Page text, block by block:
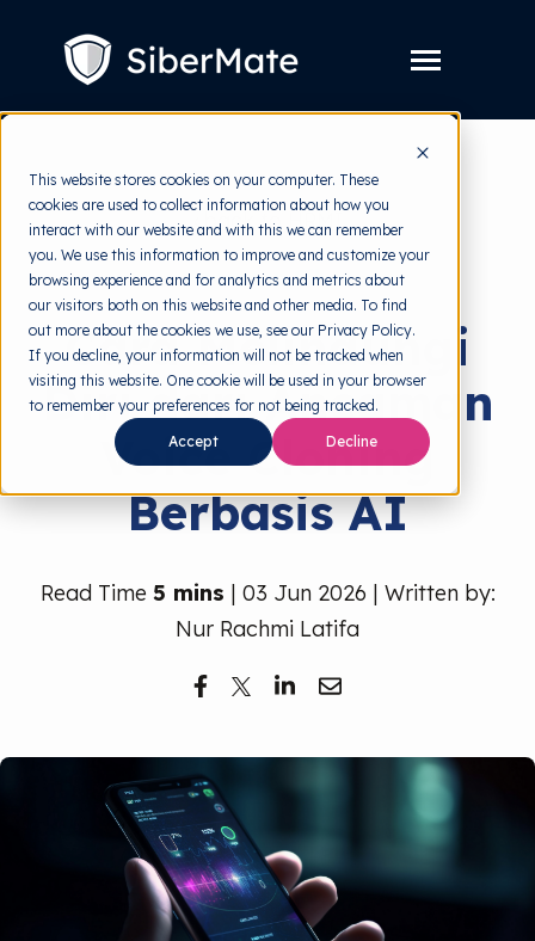
This website stores cookies on your computer. These
cookies are used to collect information about how you
interact with our website and with this we can remember
you. We use this information to improve and customize your
browsing experience and for analytics and metrics about
our visitors both on this website and other media. To find
out more about the cookies we use, see our Privacy Policy.
If you decline, your information will not be tracked when
visiting this website. One cookie will be used in your browser
to remember your preferences for not being tracked.
Accept Decline
Toggle
children
for
Layanan
Harga
Resources Toggle
children
for
Resources
Tools Gratis Toggle
children
for
Tools
Gratis
Tentang
Coba Gratis
back to HRMI
Ancaman Siber
Cara Melindungi
Diri dari Ancaman
Voice Cloning
Berbasis AI
Read Time 5 mins | 03 Jun 2026 | Written by:
Nur Rachmi Latifa